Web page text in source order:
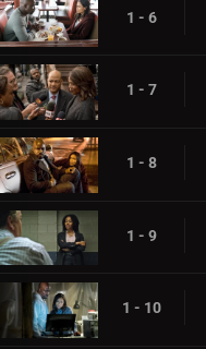
1 - 6
1 - 7
1 - 8
1 - 9
1 - 10